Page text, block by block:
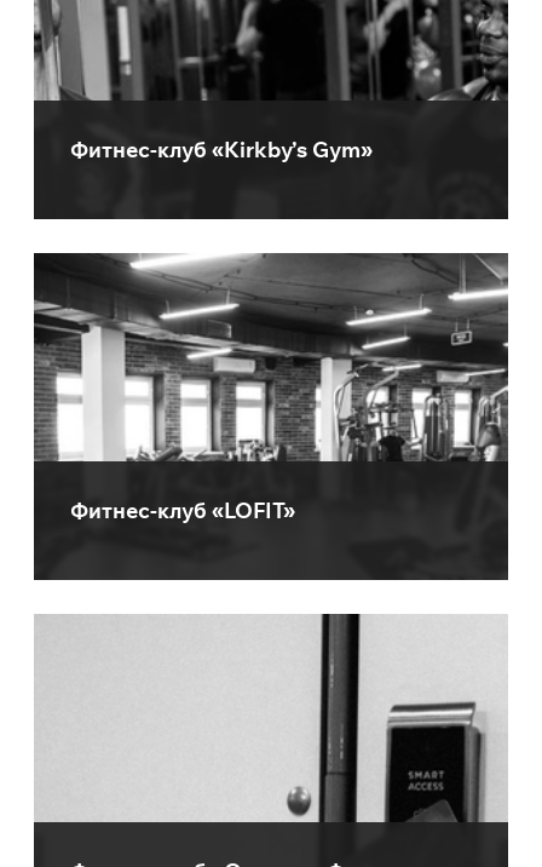
Фитнес-клуб «Kirkby’s Gym»
Фитнес-клуб «LOFIT»